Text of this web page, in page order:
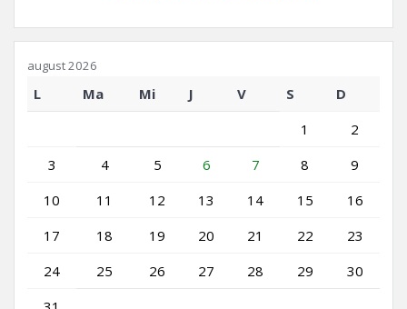
august 2026
L Ma Mi J V S
D
1
2
3
4 5 6 7 8
9
10
11 12 13 14 15
16
17
18 19 20 21 22
23
24
25 26 27 28 29
30